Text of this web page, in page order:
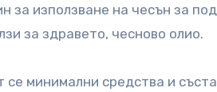
за използване на чесън за
за здравето, чесново олио.
минимални средства и